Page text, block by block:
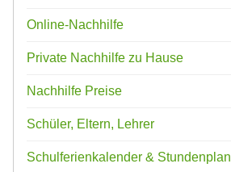
Online-Nachhilfe
Private Nachhilfe zu Hause
Nachhilfe Preise
Schüler, Eltern, Lehrer
Schulferienkalender & Stundenplan